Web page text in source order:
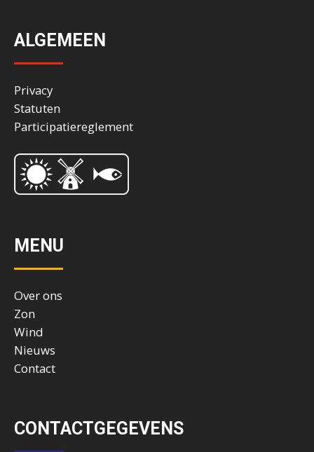
ALGEMEEN
Privacy
Statuten
Participatiereglement
MENU
Over ons
Zon
Wind
Nieuws
Contact
CONTACTGEGEVENS